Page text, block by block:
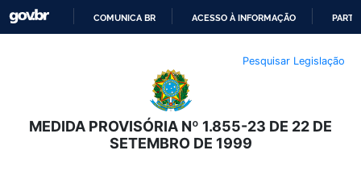
O
CONTEÚDO
COMUNICA BR ACESSO À INFORMAÇÃO
Pesquisar Legislação
MEDIDA PROVISÓRIA Nº 1.855-23 DE 22 DE
SETEMBRO DE 1999